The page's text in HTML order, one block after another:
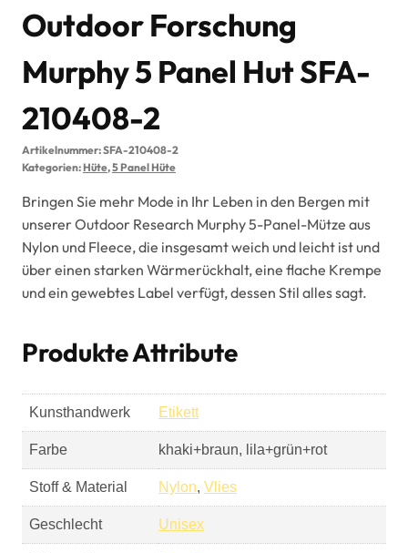
Outdoor Forschung
Murphy 5 Panel Hut SFA-
210408-2
Artikelnummer:SFA-210408-2
Kategorien:Hüte,5 Panel Hüte
Bringen Sie mehr Mode in Ihr Leben in den Bergen mit
unserer Outdoor Research Murphy 5-Panel-Mütze aus
Nylon und Fleece, die insgesamt weich und leicht ist und
über einen starken Wärmerückhalt, eine flache Krempe
und ein gewebtes Label verfügt, dessen Stil alles sagt.
Produkte Attribute
Kunsthandwerk Etikett
Farbe khaki+braun, lila+grün+rot
Stoff & Material Nylon, Vlies
Geschlecht Unisex